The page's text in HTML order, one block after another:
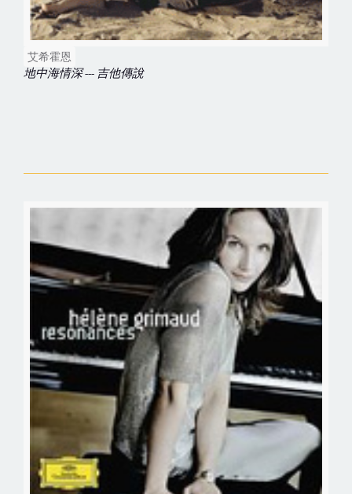
艾希霍恩
地中海情深 --- 吉他傳說